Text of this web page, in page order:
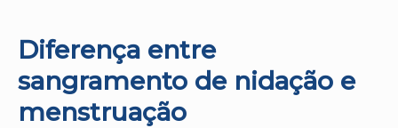
Diferença entre
sangramento de nidação e
menstruação